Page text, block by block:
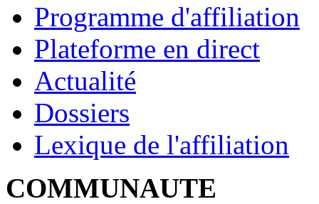
Programme d'affiliation
Plateforme en direct
Actualité
Dossiers
Lexique de l'affiliation
COMMUNAUTE